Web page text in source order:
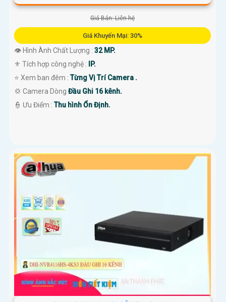
Giá Bán: Liên hệ
Giá Khuyến Mại: 30%
👁 Hình Ành Chất Lượng : 32 MP.
⚜️ Tích hợp công nghệ :
IP.
⭐ Xem ban đêm :Từng Vị Trí Camera .
💢 Camera Dòng Đầu Ghi 16 kênh.
️👮 Ưu Điểm :Thu hình Ổn Định.